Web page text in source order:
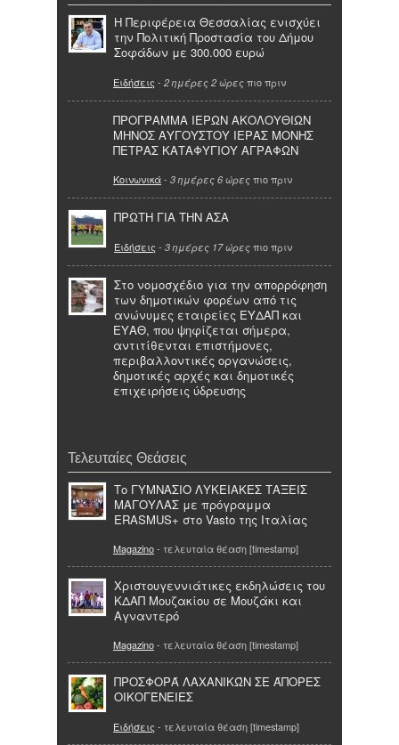
Η Περιφέρεια Θεσσαλίας ενισχύει
την Πολιτική Προστασία του Δήμου
Σοφάδων με 300.000 ευρώ
Ειδήσεις - 2 ημέρες 2 ώρες πιο πριν
ΠΡΟΓΡΑΜΜΑ ΙΕΡΩΝ ΑΚΟΛΟΥΘΙΩΝ
ΜΗΝΟΣ ΑΥΓΟΥΣΤΟΥ ΙΕΡΑΣ ΜΟΝΗΣ
ΠΕΤΡΑΣ ΚΑΤΑΦΥΓΙΟΥ ΑΓΡΑΦΩΝ
Κοινωνικά- 3 ημέρες 6 ώρες πιο πριν
ΠΡΩΤΗ ΓΙΑ ΤΗΝ ΑΣΑ
Ειδήσεις - 3 ημέρες 17 ώρες πιο πριν
Στο νομοσχέδιο για την απορρόφηση
των δημοτικών φορέων από τις
ανώνυμες εταιρείες ΕΥΔΑΠ και
ΕΥΑΘ, που ψηφίζεται σήμερα,
αντιτίθενται επιστήμονες,
περιβαλλοντικές οργανώσεις,
δημοτικές αρχές και δημοτικές
επιχειρήσεις ύδρευσης
Τελευταίες Θεάσεις
Το ΓΥΜΝΑΣΙΟ ΛΥΚΕΙΑΚΕΣ ΤΑΞΕΙΣ
ΜΑΓΟΥΛΑΣ με πρόγραμμα
ERASMUS+ στο Vasto της Ιταλίας
Magazino- τελευταία θέαση [timestamp]
Χριστουγεννιάτικες εκδηλώσεις του
ΚΔΑΠ Μουζακίου σε Μουζάκι και
Αγναντερό
Magazino- τελευταία θέαση [timestamp]
ΠΡΟΣΦΟΡΆ ΛΑΧΑΝΙΚΏΝ ΣΕ ΆΠΟΡΕΣ
ΟΙΚΟΓΈΝΕΙΕΣ
Ειδήσεις - τελευταία θέαση [timestamp]